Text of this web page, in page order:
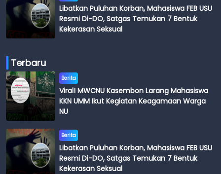
Libatkan Puluhan Korban, Mahasiswa FEB USU
Resmi Di-DO, Satgas Temukan 7 Bentuk
Kekerasan Seksual
Terbaru
Berita
Viral! MWCNU Kasembon Larang Mahasiswa
KKN UMM Ikut Kegiatan Keagamaan Warga
NU
Berita
Libatkan Puluhan Korban, Mahasiswa FEB USU
Resmi Di-DO, Satgas Temukan 7 Bentuk
Kekerasan Seksual